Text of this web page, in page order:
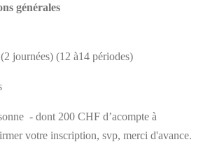
générales
(2 journées) (12 à14 périodes)
- dont 200 CHF d’acompte à
votre inscription, svp, merci d'avance.